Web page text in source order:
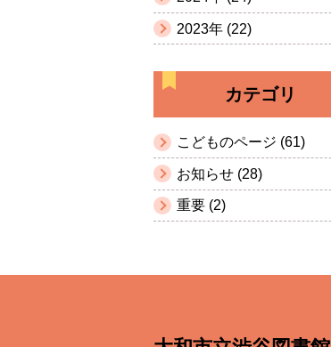
2023年 (22)
カテゴリ
こどものページ (61)
お知らせ (28)
重要 (2)